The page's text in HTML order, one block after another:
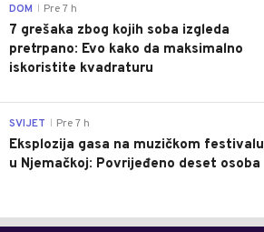
DOM Pre 7 h
7 grešaka zbog kojih soba izgleda
pretrpano: Evo kako da maksimalno
iskoristite kvadraturu
SVIJET Pre 7 h
Eksplozija gasa na muzičkom festivalu
u Njemačkoj: Povrijeđeno deset osoba